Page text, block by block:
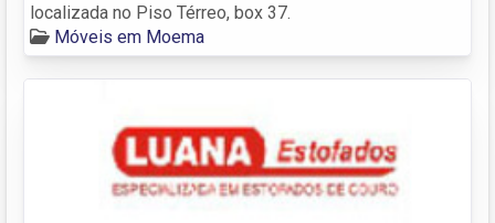
localizada no Piso Térreo, box 37.
Móveis em Moema